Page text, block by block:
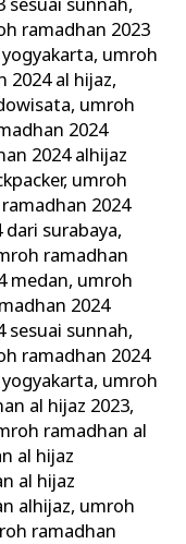
sesuai sunnah,
ramadhan 2023
, umroh
2024 al hijaz,
, umroh
2024
2024 alhijaz
, umroh
2024
dari surabaya,
ramadhan
medan, umroh
2024
sesuai sunnah,
ramadhan 2024
, umroh
al hijaz 2023,
ramadhan al
al hijaz
al hijaz
alhijaz, umroh
ramadhan